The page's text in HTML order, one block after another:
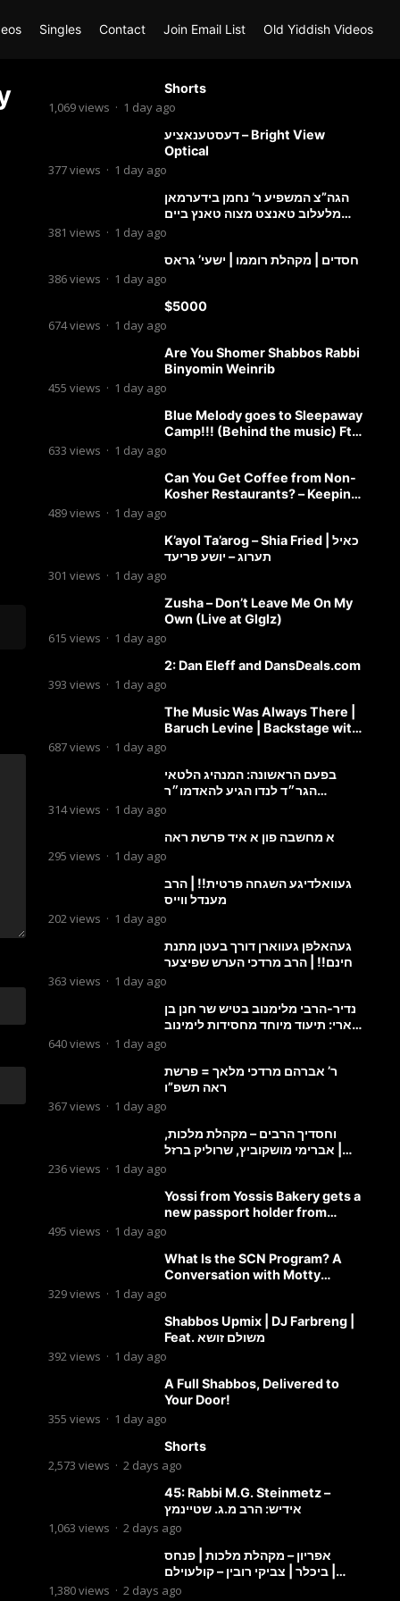
Singles Contact Join Email List Old Yiddish Videos
Shorts
1,069views · 1 day ago
דעסטענאציע – Bright View
Optical
377views · 1 day ago
הגה”צ המשפיע ר’ נחמן בידערמאן
מלעלוב טאנצט מצוה טאנץ ביים
שמחת החתונה פון בנו החתן
381 views · 1 day ago
חסדים | מקהלת רוממו | ישעי’ גראס
386views · 1 day ago
$5000
674views · 1 day ago
Are You Shomer Shabbos Rabbi
Binyomin Weinrib
455 views · 1 day ago
Blue Melody goes to Sleepaway
Camp!!! (Behind the music) Ft.
Dovid Berger and Chaim Brown
633 views · 1 day ago
Can You Get Coffee from Non-
Kosher Restaurants? – Keeping
it Kosher Clips
489views · 1 day ago
K’ayol Ta’arog – Shia Fried | כאיל
תערוג – יושע פריעד
301 views · 1 day ago
Zusha – Don’t Leave Me On My
Own (Live at Glglz)
615 views · 1 day ago
2: Dan Eleff and DansDeals.com
393 views · 1 day ago
The Music Was Always There |
Baruch Levine | Backstage with
Benny
687views · 1 day ago
בפעם הראשונה: המנהיג הלטאי
הגר״ד לנדו הגיע להאדמו״ר
מבעלזא: תיעוד ראשוני מהפגישה
314views · 1 day ago
א מחשבה פון א איד פרשת ראה
295 views · 1 day ago
געוואלדיגע השגחה פרטית!! | הרב
מענדל ווייס
202views · 1 day ago
געהאלפן געווארן דורך בעטן מתנת
חינם!! | הרב מרדכי הערש שפיצער
363 views · 1 day ago
נדיר-הרבי מלימנוב בטיש שר חנן בן
ארי: תיעוד מיוחד מחסידות לימינוב
640views · 1 day ago
ר’ אברהם מרדכי מלאך = פרשת
ראה תשפ”ו
367views · 1 day ago
וחסדיך הרבים – מקהלת מלכות,
אברימי מושקוביץ, שרוליק ברזל |
Malchus Choir
236views · 1 day ago
Yossi from Yossis Bakery gets a
new passport holder from
Globekeeper.co
495 views · 1 day ago
What Is the SCN Program? A
Conversation with Motty
Solomon
329views · 1 day ago
Shabbos Upmix | DJ Farbreng |
Feat. משולם זושא
392views · 1 day ago
A Full Shabbos, Delivered to
Your Door!
355 views · 1 day ago
Shorts
2,573 views · 2 days ago
45: Rabbi M.G. Steinmetz –
אידיש: הרב מ.ג. שטיינמץ
1,063 views · 2 days ago
אפריון – מקהלת מלכות | פנחס
ביכלר | צביקי רובין – קולעוילם |
Malchus Choir, Tzviki Rubin
1,380views · 2 days ago